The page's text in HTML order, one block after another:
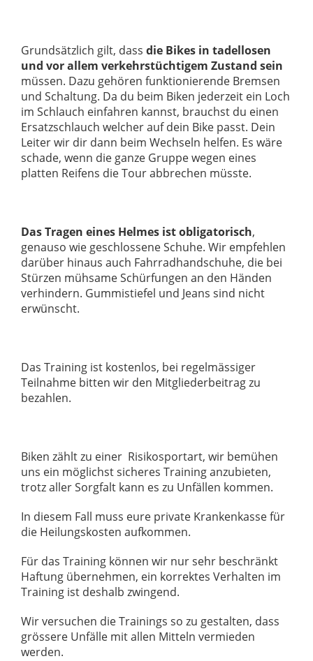
Grundsätzlich gilt, dass die Bikes in tadellosen
und vor allem verkehrstüchtigem Zustand sein
müssen. Dazu gehören funktionierende Bremsen
und Schaltung. Da du beim Biken jederzeit ein Loch
im Schlauch einfahren kannst, brauchst du einen
Ersatzschlauch welcher auf dein Bike passt. Dein
Leiter wir dir dann beim Wechseln helfen. Es wäre
schade, wenn die ganze Gruppe wegen eines
platten Reifens die Tour abbrechen müsste.
Das Tragen eines Helmes ist obligatorisch,
genauso wie geschlossene Schuhe. Wir empfehlen
darüber hinaus auch Fahrradhandschuhe, die bei
Stürzen mühsame Schürfungen an den Händen
verhindern. Gummistiefel und Jeans sind nicht
erwünscht.
Das Training ist kostenlos, bei regelmässiger
Teilnahme bitten wir den Mitgliederbeitrag zu
bezahlen.
Biken zählt zu einer Risikosportart, wir bemühen
uns ein möglichst sicheres Training anzubieten,
trotz aller Sorgfalt kann es zu Unfällen kommen.
In diesem Fall muss eure private Krankenkasse für
die Heilungskosten aufkommen.
Für das Training können wir nur sehr beschränkt
Haftung übernehmen, ein korrektes Verhalten im
Training ist deshalb zwingend.
Wir versuchen die Trainings so zu gestalten, dass
grössere Unfälle mit allen Mitteln vermieden
werden.